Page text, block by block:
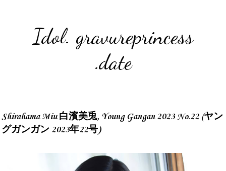
Idol. gravureprincess
.date
Shirahama Miu 白濱美兎, Young Gangan 2023 No.22 (ヤン
グガンガン 2023年22号)